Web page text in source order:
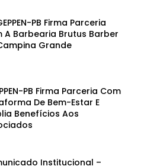
PB Firma Parceria
A Barbearia Brutus Barber
Grande
PB Firma Parceria Com
De Bem-Estar E
Benefícios Aos
Institucional –